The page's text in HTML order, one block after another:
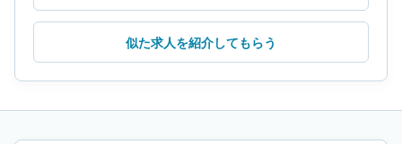
似た求人を紹介してもらう